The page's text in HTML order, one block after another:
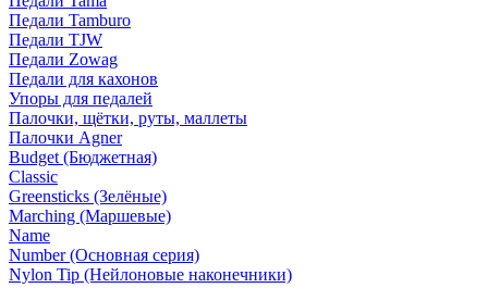
Педали Tamburo
Педали TJW
Педали Zowag
Педали для кахонов
Упоры для педалей
Палочки, щётки, руты, маллеты
Палочки Agner
Budget (Бюджетная)
Classic
Greensticks (Зелёные)
Marching (Маршевые)
Name
Number (Основная серия)
Nylon Tip (Нейлоновые наконечники)